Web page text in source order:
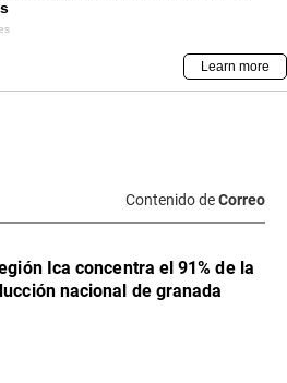
Contenido deCorreo
Ica concentra el 91% de la
nacional de granada